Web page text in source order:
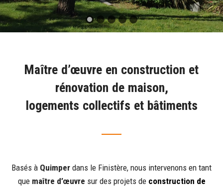
Maître d’œuvre en construction et
rénovation de maison,
logements collectifs et bâtiments
Basés à Quimper dans le Finistère, nous intervenons en tant
que maître d’œuvre sur des projets de construction de